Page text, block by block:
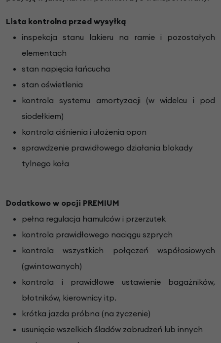
Lista kontrolna przed wysyłką
inspekcja stanu lakieru na ramie i pozostałych
elementach
stan napięcia łańcucha
stan oświetlenia
kontrola systemu amortyzacji (w widelcu i pod
siodełkiem)
kontrola ciśnienia i ułożenia opon
sprawdzenie prawidłowego działania blokady
tylnego koła
Dodatkowo w opcji PREMIUM
pełna regulacja hamulców i przerzutek
kontrola prawidłowego naciągu szprych
kontrola wszystkich połączeń współosiowych
(gwintowanych)
kontrola i prawidłowe ustawienie bagażników,
błotników, kierownicy itp.
krótka jazda próbna (na życzenie)
usunięcie wszelkich śladów zabrudzeń lub innych